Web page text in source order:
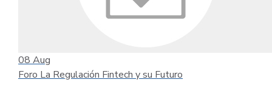
08 Aug
Foro La Regulación Fintech y su Futuro